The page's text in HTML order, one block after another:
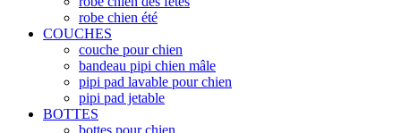
robe chien été
COUCHES
couche pour chien
bandeau pipi chien mâle
pipi pad lavable pour chien
pipi pad jetable
BOTTES
bottes pour chien